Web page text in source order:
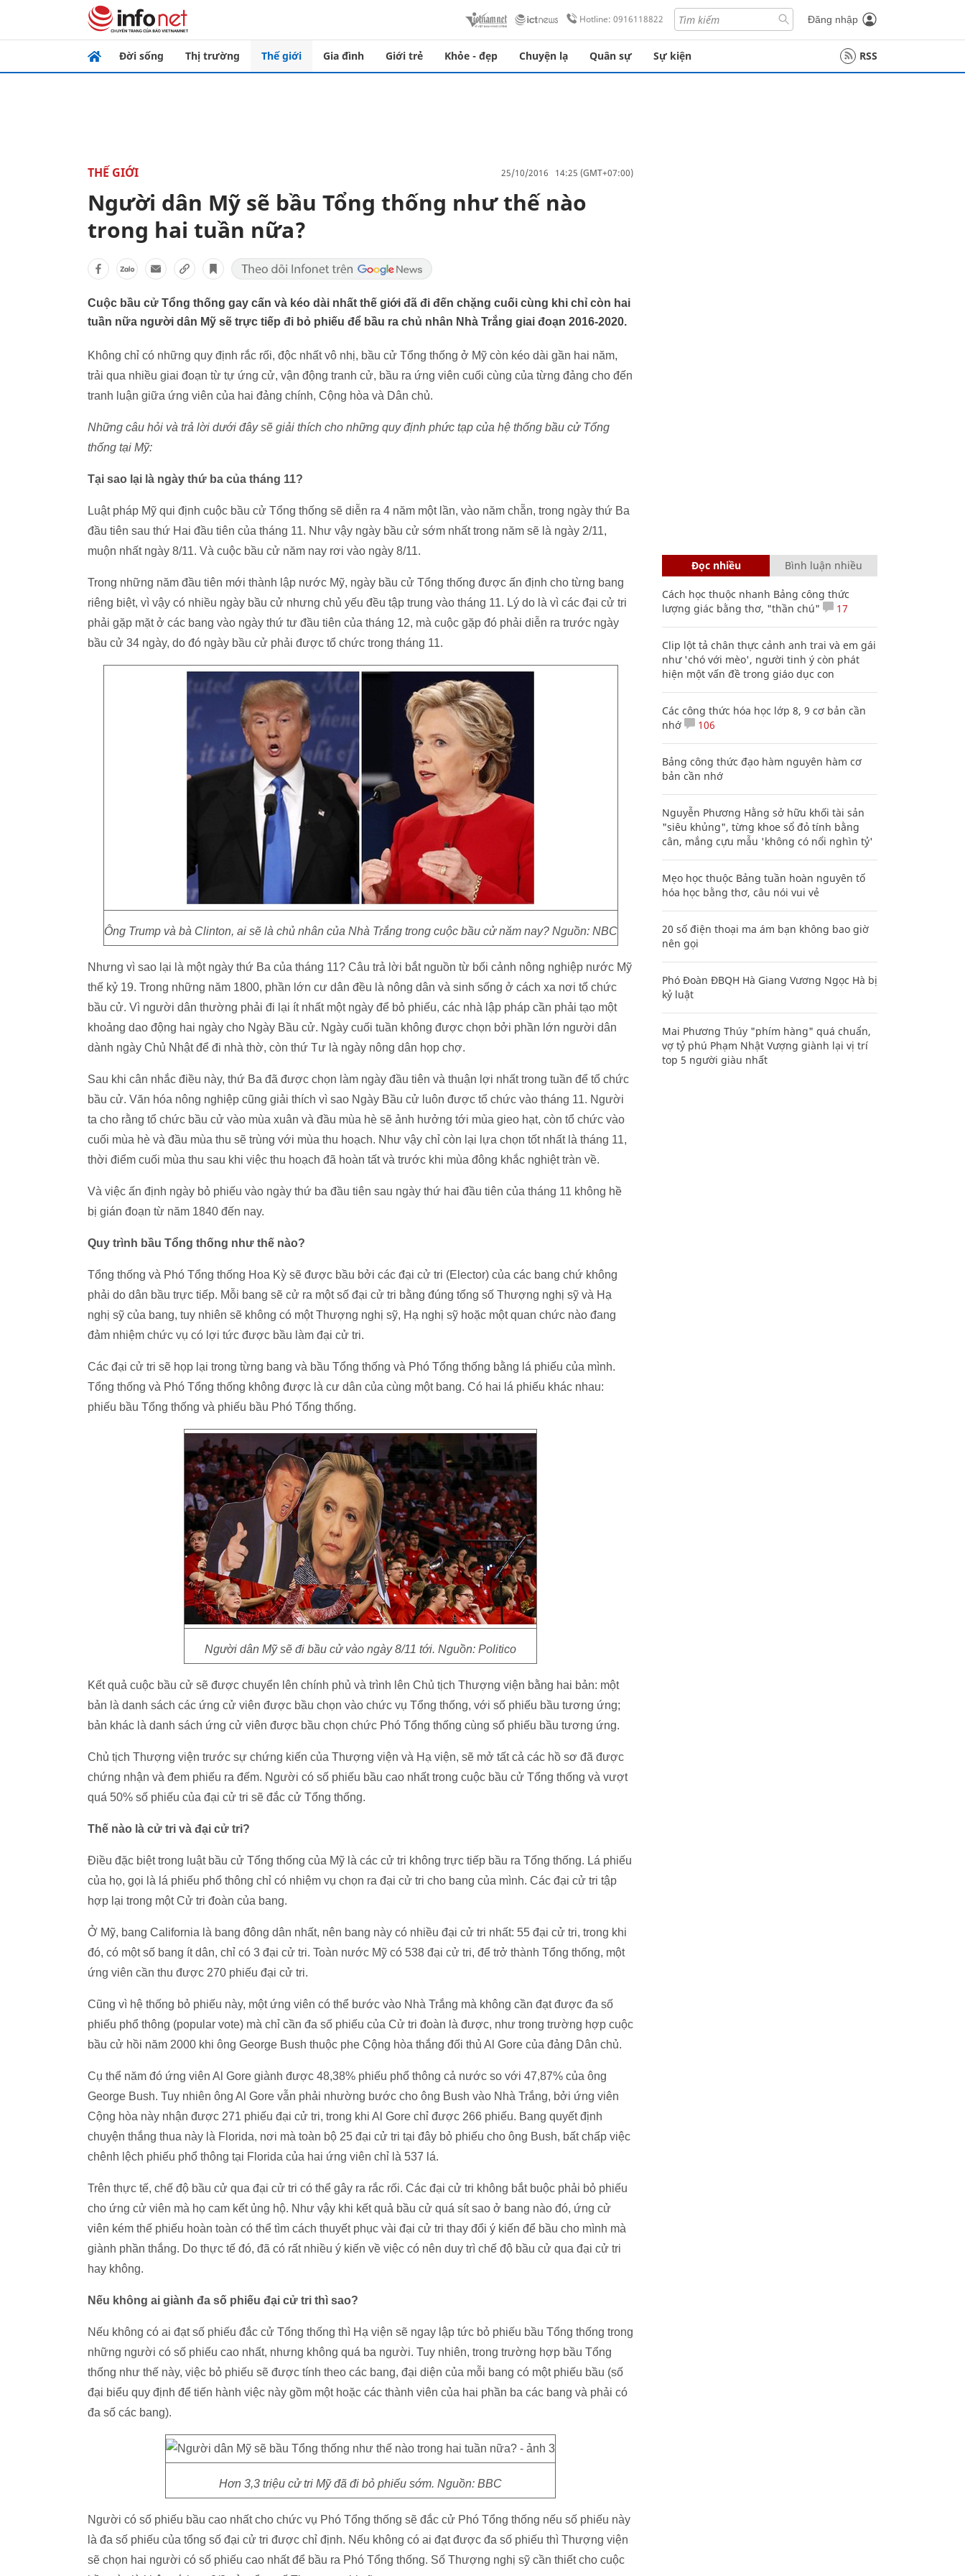
Hotline: 0916118822 Đăng nhập
Đời sống Thị trường Thế giới Gia đình Giới trẻ Khỏe - đẹp Chuyện lạ Quân sự Sự kiện RSS
THẾ GIỚI 25/10/2016 14:25 (GMT+07:00)
Người dân Mỹ sẽ bầu Tổng thống như thế nào
trong hai tuần nữa?
Cuộc bầu cử Tổng thống gay cấn và kéo dài nhất thế giới đã đi đến chặng cuối cùng khi chỉ còn hai
tuần nữa người dân Mỹ sẽ trực tiếp đi bỏ phiếu để bầu ra chủ nhân Nhà Trắng giai đoạn 2016-2020.
Không chỉ có những quy định rắc rối, độc nhất vô nhị, bầu cử Tổng thống ở Mỹ còn kéo dài gần hai năm,
trải qua nhiều giai đoạn từ tự ứng cử, vận động tranh cử, bầu ra ứng viên cuối cùng của từng đảng cho đến
tranh luận giữa ứng viên của hai đảng chính, Cộng hòa và Dân chủ.
Những câu hỏi và trả lời dưới đây sẽ giải thích cho những quy định phức tạp của hệ thống bầu cử Tổng
thống tại Mỹ:
Tại sao lại là ngày thứ ba của tháng 11?
Luật pháp Mỹ qui định cuộc bầu cử Tổng thống sẽ diễn ra 4 năm một lần, vào năm chẵn, trong ngày thứ Ba
đầu tiên sau thứ Hai đầu tiên của tháng 11. Như vậy ngày bầu cử sớm nhất trong năm sẽ là ngày 2/11,
muộn nhất ngày 8/11. Và cuộc bầu cử năm nay rơi vào ngày 8/11.
Trong những năm đầu tiên mới thành lập nước Mỹ, ngày bầu cử Tổng thống được ấn định cho từng bang
riêng biệt, vì vậy có nhiều ngày bầu cử nhưng chủ yếu đều tập trung vào tháng 11. Lý do là vì các đại cử tri
phải gặp mặt ở các bang vào ngày thứ tư đầu tiên của tháng 12, mà cuộc gặp đó phải diễn ra trước ngày
bầu cử 34 ngày, do đó ngày bầu cử phải được tổ chức trong tháng 11.
Ông Trump và bà Clinton, ai sẽ là chủ nhân của Nhà Trắng trong cuộc bầu cử năm nay? Nguồn: NBC
Nhưng vì sao lại là một ngày thứ Ba của tháng 11? Câu trả lời bắt nguồn từ bối cảnh nông nghiệp nước Mỹ
thế kỷ 19. Trong những năm 1800, phần lớn cư dân đều là nông dân và sinh sống ở cách xa nơi tổ chức
bầu cử. Vì người dân thường phải đi lại ít nhất một ngày để bỏ phiếu, các nhà lập pháp cần phải tạo một
khoảng dao động hai ngày cho Ngày Bầu cử. Ngày cuối tuần không được chọn bởi phần lớn người dân
dành ngày Chủ Nhật để đi nhà thờ, còn thứ Tư là ngày nông dân họp chợ.
Sau khi cân nhắc điều này, thứ Ba đã được chọn làm ngày đầu tiên và thuận lợi nhất trong tuần để tổ chức
bầu cử. Văn hóa nông nghiệp cũng giải thích vì sao Ngày Bầu cử luôn được tổ chức vào tháng 11. Người
ta cho rằng tổ chức bầu cử vào mùa xuân và đầu mùa hè sẽ ảnh hưởng tới mùa gieo hạt, còn tổ chức vào
cuối mùa hè và đầu mùa thu sẽ trùng với mùa thu hoạch. Như vậy chỉ còn lại lựa chọn tốt nhất là tháng 11,
thời điểm cuối mùa thu sau khi việc thu hoạch đã hoàn tất và trước khi mùa đông khắc nghiệt tràn về.
Và việc ấn định ngày bỏ phiếu vào ngày thứ ba đầu tiên sau ngày thứ hai đầu tiên của tháng 11 không hề
bị gián đoạn từ năm 1840 đến nay.
Quy trình bầu Tổng thống như thế nào?
Tổng thống và Phó Tổng thống Hoa Kỳ sẽ được bầu bởi các đại cử tri (Elector) của các bang chứ không
phải do dân bầu trực tiếp. Mỗi bang sẽ cử ra một số đại cử tri bằng đúng tổng số Thượng nghị sỹ và Hạ
nghị sỹ của bang, tuy nhiên sẽ không có một Thượng nghị sỹ, Hạ nghị sỹ hoặc một quan chức nào đang
đảm nhiệm chức vụ có lợi tức được bầu làm đại cử tri.
Các đại cử tri sẽ họp lại trong từng bang và bầu Tổng thống và Phó Tổng thống bằng lá phiếu của mình.
Tổng thống và Phó Tổng thống không được là cư dân của cùng một bang. Có hai lá phiếu khác nhau:
phiếu bầu Tổng thống và phiếu bầu Phó Tổng thống.
Người dân Mỹ sẽ đi bầu cử vào ngày 8/11 tới. Nguồn: Politico
Kết quả cuộc bầu cử sẽ được chuyển lên chính phủ và trình lên Chủ tịch Thượng viện bằng hai bản: một
bản là danh sách các ứng cử viên được bầu chọn vào chức vụ Tổng thống, với số phiếu bầu tương ứng;
bản khác là danh sách ứng cử viên được bầu chọn chức Phó Tổng thống cùng số phiếu bầu tương ứng.
Chủ tịch Thượng viện trước sự chứng kiến của Thượng viện và Hạ viện, sẽ mở tất cả các hồ sơ đã được
chứng nhận và đem phiếu ra đếm. Người có số phiếu bầu cao nhất trong cuộc bầu cử Tổng thống và vượt
quá 50% số phiếu của đại cử tri sẽ đắc cử Tổng thống.
Thế nào là cử tri và đại cử tri?
Điều đặc biệt trong luật bầu cử Tổng thống của Mỹ là các cử tri không trực tiếp bầu ra Tổng thống. Lá phiếu
của họ, gọi là lá phiếu phổ thông chỉ có nhiệm vụ chọn ra đại cử tri cho bang của mình. Các đại cử tri tập
hợp lại trong một Cử tri đoàn của bang.
Ở Mỹ, bang California là bang đông dân nhất, nên bang này có nhiều đại cử tri nhất: 55 đại cử tri, trong khi
đó, có một số bang ít dân, chỉ có 3 đại cử tri. Toàn nước Mỹ có 538 đại cử tri, để trở thành Tổng thống, một
ứng viên cần thu được 270 phiếu đại cử tri.
Cũng vì hệ thống bỏ phiếu này, một ứng viên có thể bước vào Nhà Trắng mà không cần đạt được đa số
phiếu phổ thông (popular vote) mà chỉ cần đa số phiếu của Cử tri đoàn là được, như trong trường hợp cuộc
bầu cử hồi năm 2000 khi ông George Bush thuộc phe Cộng hòa thắng đối thủ Al Gore của đảng Dân chủ.
Cụ thể năm đó ứng viên Al Gore giành được 48,38% phiếu phổ thông cả nước so với 47,87% của ông
George Bush. Tuy nhiên ông Al Gore vẫn phải nhường bước cho ông Bush vào Nhà Trắng, bởi ứng viên
Cộng hòa này nhận được 271 phiếu đại cử tri, trong khi Al Gore chỉ được 266 phiếu. Bang quyết định
chuyện thắng thua này là Florida, nơi mà toàn bộ 25 đại cử tri tại đây bỏ phiếu cho ông Bush, bất chấp việc
chênh lệch phiếu phổ thông tại Florida của hai ứng viên chỉ là 537 lá.
Trên thực tế, chế độ bầu cử qua đại cử tri có thể gây ra rắc rối. Các đại cử tri không bắt buộc phải bỏ phiếu
cho ứng cử viên mà họ cam kết ủng hộ. Như vậy khi kết quả bầu cử quá sít sao ở bang nào đó, ứng cử
viên kém thế phiếu hoàn toàn có thể tìm cách thuyết phục vài đại cử tri thay đổi ý kiến để bầu cho mình mà
giành phần thắng. Do thực tế đó, đã có rất nhiều ý kiến về việc có nên duy trì chế độ bầu cử qua đại cử tri
hay không.
Nếu không ai giành đa số phiếu đại cử tri thì sao?
Nếu không có ai đạt số phiếu đắc cử Tổng thống thì Hạ viện sẽ ngay lập tức bỏ phiếu bầu Tổng thống trong
những người có số phiếu cao nhất, nhưng không quá ba người. Tuy nhiên, trong trường hợp bầu Tổng
thống như thế này, việc bỏ phiếu sẽ được tính theo các bang, đại diện của mỗi bang có một phiếu bầu (số
đại biểu quy định để tiến hành việc này gồm một hoặc các thành viên của hai phần ba các bang và phải có
đa số các bang).
Hơn 3,3 triệu cử tri Mỹ đã đi bỏ phiếu sớm. Nguồn: BBC
Người có số phiếu bầu cao nhất cho chức vụ Phó Tổng thống sẽ đắc cử Phó Tổng thống nếu số phiếu này
là đa số phiếu của tổng số đại cử tri được chỉ định. Nếu không có ai đạt được đa số phiếu thì Thượng viện
sẽ chọn hai người có số phiếu cao nhất để bầu ra Phó Tổng thống. Số Thượng nghị sỹ cần thiết cho cuộc
Đọc nhiều Bình luận nhiều
Cách học thuộc nhanh Bảng công thức
lượng giác bằng thơ, "thần chú"
17
Clip lột tả chân thực cảnh anh trai và em gái
như 'chó với mèo', người tinh ý còn phát
hiện một vấn đề trong giáo dục con
Các công thức hóa học lớp 8, 9 cơ bản cần
nhớ
106
Bảng công thức đạo hàm nguyên hàm cơ
bản cần nhớ
Nguyễn Phương Hằng sở hữu khối tài sản
"siêu khủng", từng khoe sổ đỏ tính bằng
cân, mắng cựu mẫu 'không có nổi nghìn tỷ'
Mẹo học thuộc Bảng tuần hoàn nguyên tố
hóa học bằng thơ, câu nói vui vẻ
20 số điện thoại ma ám bạn không bao giờ
nên gọi
Phó Đoàn ĐBQH Hà Giang Vương Ngọc Hà bị
kỷ luật
Mai Phương Thúy "phím hàng" quá chuẩn,
vợ tỷ phú Phạm Nhật Vượng giành lại vị trí
top 5 người giàu nhất